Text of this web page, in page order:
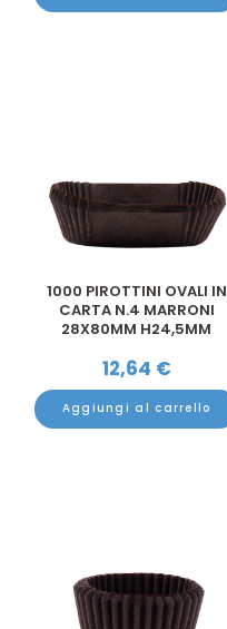
1000 PIROTTINI OVALI IN
CARTA N.4 MARRONI
28X80MM H24,5MM
12,64 €
Aggiungi al carrello